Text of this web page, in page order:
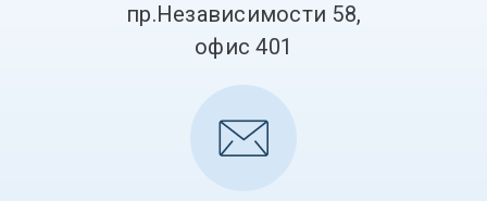
пр.Независимости 58,
офис 401